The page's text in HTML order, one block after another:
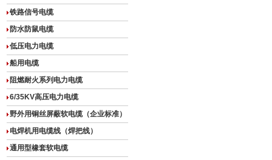
铁路信号电缆
防水防鼠电缆
低压电力电缆
船用电缆
阻燃耐火系列电力电缆
6/35KV高压电力电缆
野外用铜丝屏蔽软电缆（企业标准）
电焊机用电缆线（焊把线）
通用型橡套软电缆